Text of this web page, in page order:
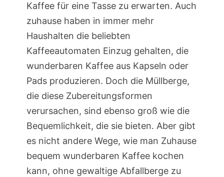
Kaffee für eine Tasse zu erwarten. Auch
zuhause haben in immer mehr
Haushalten die beliebten
Kaffeeautomaten Einzug gehalten, die
wunderbaren Kaffee aus Kapseln oder
Pads produzieren. Doch die Müllberge,
die diese Zubereitungsformen
verursachen, sind ebenso groß wie die
Bequemlichkeit, die sie bieten. Aber gibt
es nicht andere Wege, wie man Zuhause
bequem wunderbaren Kaffee kochen
kann, ohne gewaltige Abfallberge zu